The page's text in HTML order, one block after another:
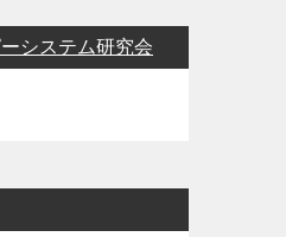
システム研究会